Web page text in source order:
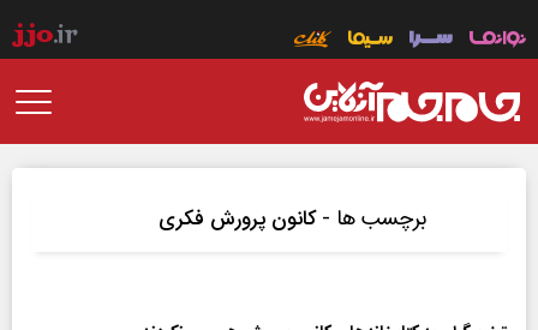
برچسب ها -کانون پرورش فکری